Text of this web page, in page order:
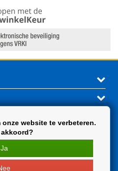
website te verbeteren.
Ja